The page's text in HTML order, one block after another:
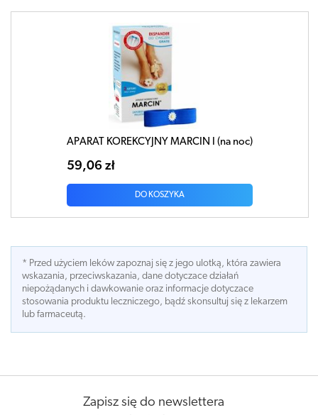
APARAT KOREKCYJNY MARCIN I (na noc)
59,06 zł
DO KOSZYKA
* Przed użyciem leków zapoznaj się z jego ulotką, która zawiera
wskazania, przeciwskazania, dane dotyczace działań
niepożądanych i dawkowanie oraz informacje dotyczace
stosowania produktu leczniczego, bądź skonsultuj się z lekarzem
lub farmaceutą.
Zapisz się do newslettera